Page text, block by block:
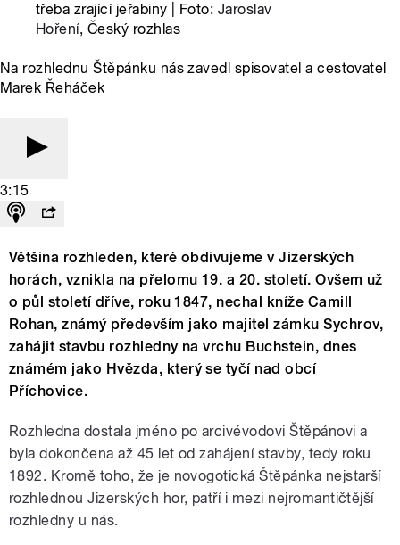
třeba zrající jeřabiny | Foto: Jaroslav
Hoření, Český rozhlas
Na rozhlednu Štěpánku nás zavedl spisovatel a cestovatel
Marek Řeháček
3:15
Většina rozhleden, které obdivujeme v Jizerských
horách, vznikla na přelomu 19. a 20. století. Ovšem už
o půl století dříve, roku 1847, nechal kníže Camill
Rohan, známý především jako majitel zámku Sychrov,
zahájit stavbu rozhledny na vrchu Buchstein, dnes
známém jako Hvězda, který se tyčí nad obcí
Příchovice.
Rozhledna dostala jméno po arcivévodovi Štěpánovi a
byla dokončena až 45 let od zahájení stavby, tedy roku
1892. Kromě toho, že je novogotická Štěpánka nejstarší
rozhlednou Jizerských hor, patří i mezi nejromantičtější
rozhledny u nás.